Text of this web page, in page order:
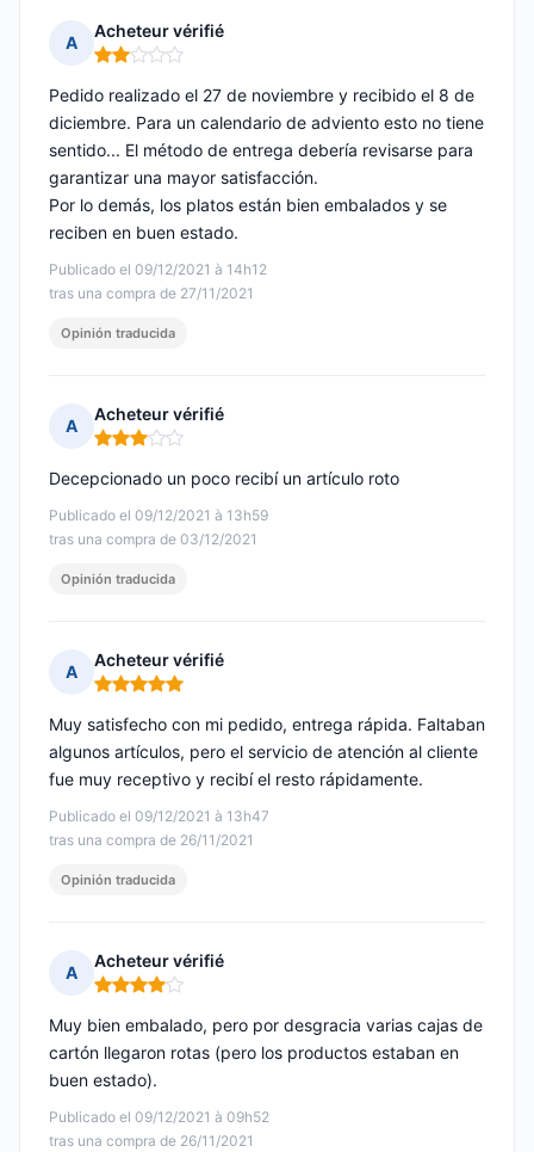
A
Acheteur vérifié
Nota: 2 de 5
Publicado el 09/12/2021 à 14h12
tras una compra de 27/11/2021
Pedido realizado el 27 de noviembre y recibido el 8 de
diciembre. Para un calendario de adviento esto no tiene
sentido... El método de entrega debería revisarse para
garantizar una mayor satisfacción.
Por lo demás, los platos están bien embalados y se
reciben en buen estado.
Opinión traducida
A
Acheteur vérifié
Nota: 3 de 5
Publicado el 09/12/2021 à 13h59
tras una compra de 03/12/2021
Decepcionado un poco recibí un artículo roto
Opinión traducida
A
Acheteur vérifié
Nota: 5 de 5
Publicado el 09/12/2021 à 13h47
tras una compra de 26/11/2021
Muy satisfecho con mi pedido, entrega rápida. Faltaban
algunos artículos, pero el servicio de atención al cliente
fue muy receptivo y recibí el resto rápidamente.
Opinión traducida
A
Acheteur vérifié
Nota: 4 de 5
Publicado el 09/12/2021 à 09h52
tras una compra de 26/11/2021
Muy bien embalado, pero por desgracia varias cajas de
cartón llegaron rotas (pero los productos estaban en
buen estado).